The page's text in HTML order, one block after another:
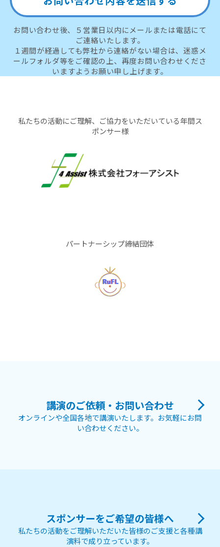
お問い合わせ後、５営業日以内にメールまたは電話にて
ご連絡いたします。
１週間が経過しても弊社から連絡がない場合は、迷惑メ
ールフォルダ等をご確認の上、再度お問い合わせくださ
いますようお願い申し上げます。
私たちの活動にご理解、ご協力をいただいている年間ス
ポンサー様
パートナーシップ締結団体
講演のご依頼・お問い合わせ
オンラインや全国各地で講演いたします。お気軽にお問
い合わせください。
スポンサーをご希望の皆様へ
私たちの活動をご理解いただいた皆様のご支援と各種講
演料で成り立っています。